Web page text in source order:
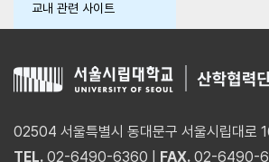
교내 관련 사이트
02504 서울특별시 동대문구 서울시립대로
TEL. 02-6490-6360 | FAX. 02-6490-